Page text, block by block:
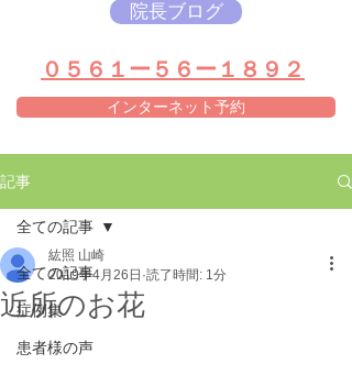
院長ブログ
​０５６１ー５６ー１８９２
インターネット予約
記事
全ての記事
症例集
患者様の声
全ての記事
近所のお花
紘照 山崎
2019年4月26日 読了時間: 1分